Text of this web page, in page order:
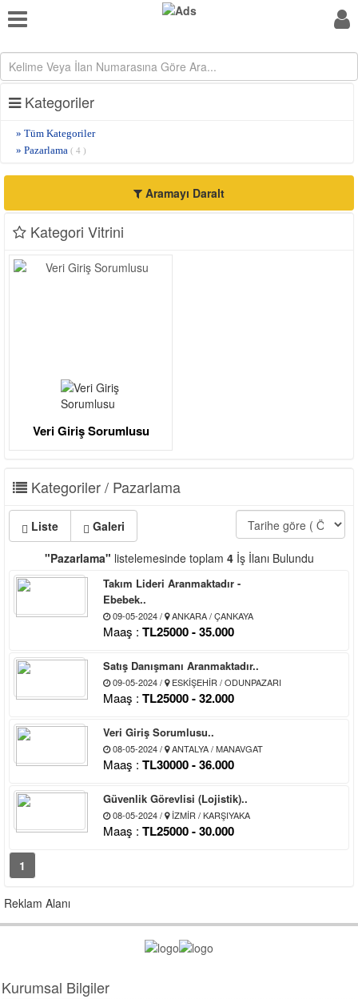
Kategoriler
» Tüm Kategoriler
» Pazarlama ( 4 )
Aramayı Daralt
Kategori Vitrini
Veri Giriş Sorumlusu
Kategoriler / Pazarlama
Liste
Galeri
"Pazarlama" listelemesinde toplam 4İş İlanı Bulundu
Takım Lideri Aranmaktadır -
Ebebek..
09-05-2024 / ANKARA / ÇANKAYA
Maaş :TL25000 - 35.000
Satış Danışmanı Aranmaktadır..
09-05-2024 / ESKİŞEHİR / ODUNPAZARI
Maaş :TL25000 - 32.000
Veri Giriş Sorumlusu..
08-05-2024 / ANTALYA / MANAVGAT
Maaş :TL30000 - 36.000
Güvenlik Görevlisi (Lojistik)..
08-05-2024 / İZMİR / KARŞIYAKA
Maaş :TL25000 - 30.000
1
Reklam Alanı
Kurumsal Bilgiler